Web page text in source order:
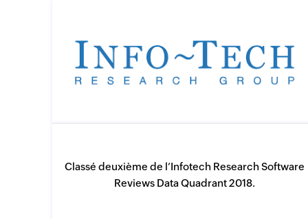
Classé deuxième de l’Infotech Research Software
Reviews Data Quadrant 2018.